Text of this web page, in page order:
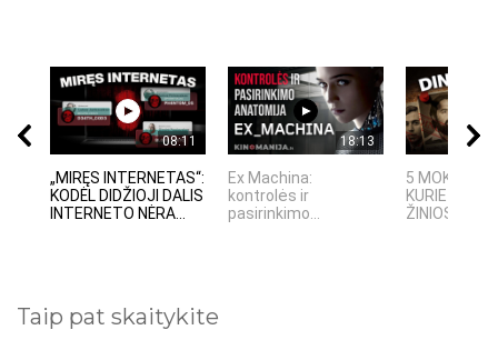
08:11
„MIRĘS INTERNETAS“:
KODĖL DIDŽIOJI DALIS
INTERNETO NĖRA...
18:13
Ex Machina:
kontrolės ir
pasirinkimo...
5
KURIE
ŽINIOS PO
Taip pat skaitykite